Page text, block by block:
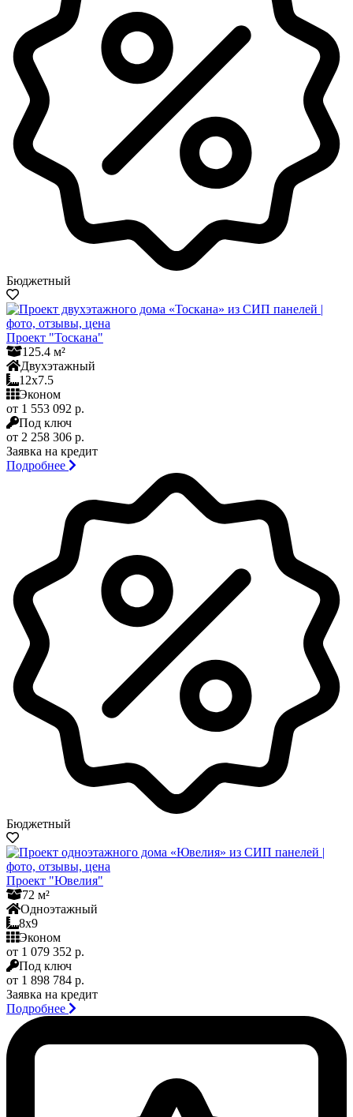
Бюджетный
Проект "Тоскана"
125.4 м²
Двухэтажный
12x7.5
Эконом
от 1 553 092 р.
Под ключ
от 2 258 306 р.
Заявка на кредит
Подробнее
Бюджетный
Проект "Ювелия"
72 м²
Одноэтажный
8x9
Эконом
от 1 079 352 р.
Под ключ
от 1 898 784 р.
Заявка на кредит
Подробнее